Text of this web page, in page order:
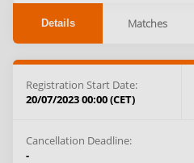
Details Matches
Registration Start Date:
20/07/2023 00:00 (CET)
Cancellation Deadline:
-